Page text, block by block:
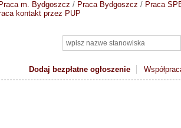
Dodaj bezpłatne ogłoszenie
Praca m. Bydgoszcz / Praca Bydgoszcz / Praca
kontakt przez PUP